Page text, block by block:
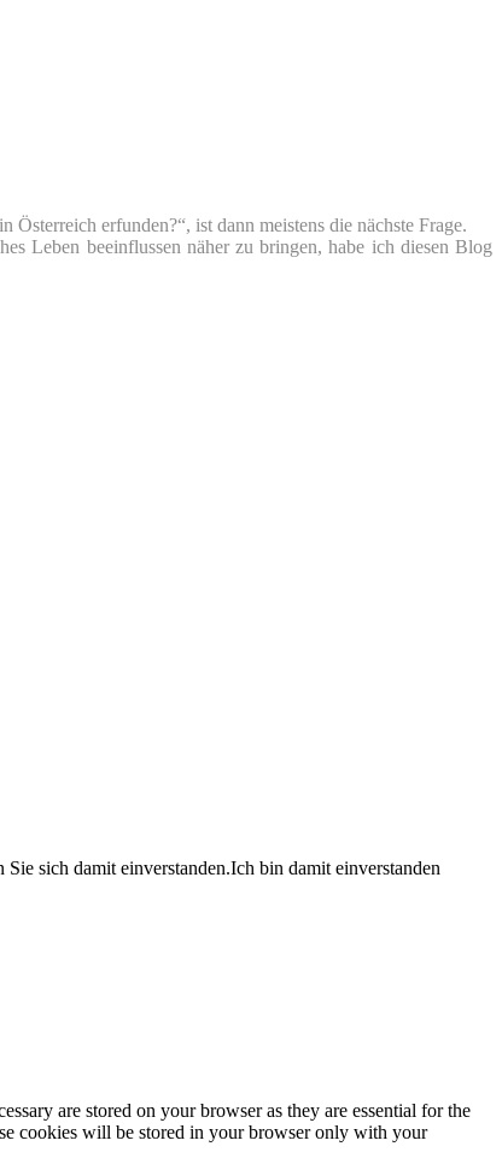
erfunden?“, ist dann meistens die nächste Frage.
Leben beeinflussen näher zu bringen, habe ich diesen Blog
sich damit einverstanden.Ich bin damit einverstanden
are stored on your browser as they are essential for the
cookies will be stored in your browser only with your